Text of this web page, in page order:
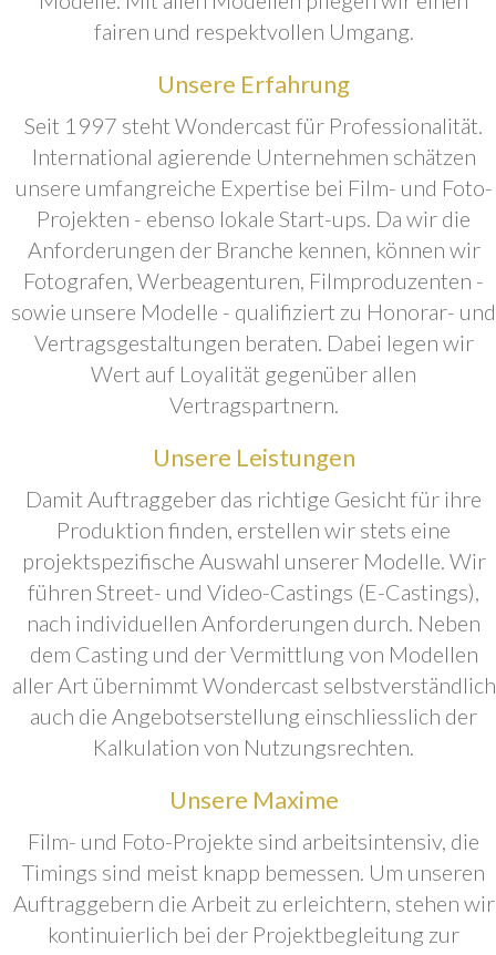
fairen und respektvollen Umgang.
Unsere Erfahrung
Seit 1997 steht Wondercast für Professionalität.
International agierende Unternehmen schätzen
unsere umfangreiche Expertise bei Film- und Foto-
Projekten - ebenso lokale Start-ups. Da wir die
Anforderungen der Branche kennen, können wir
Fotografen, Werbeagenturen, Filmproduzenten -
sowie unsere Modelle - qualifiziert zu Honorar- und
Vertragsgestaltungen beraten. Dabei legen wir
Wert auf Loyalität gegenüber allen
Vertragspartnern.
Unsere Leistungen
Damit Auftraggeber das richtige Gesicht für ihre
Produktion finden, erstellen wir stets eine
projektspezifische Auswahl unserer Modelle. Wir
führen Street- und Video-Castings (E-Castings),
nach individuellen Anforderungen durch. Neben
dem Casting und der Vermittlung von Modellen
aller Art übernimmt Wondercast selbstverständlich
auch die Angebotserstellung einschliesslich der
Kalkulation von Nutzungsrechten.
Unsere Maxime
Film- und Foto-Projekte sind arbeitsintensiv, die
Timings sind meist knapp bemessen. Um unseren
Auftraggebern die Arbeit zu erleichtern, stehen wir
kontinuierlich bei der Projektbegleitung zur